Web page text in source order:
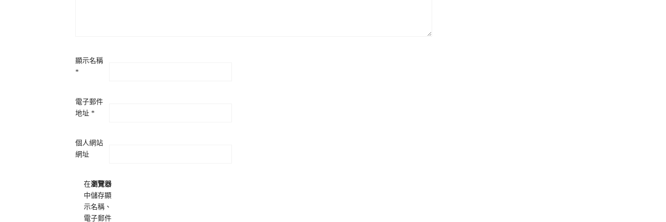
顯示名稱
*
電子郵件
地址 *
個人網站
網址
在瀏覽器
中儲存顯
示名稱、
電子郵件